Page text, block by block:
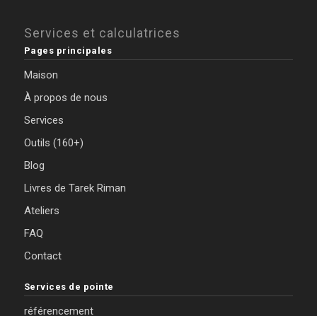
Services et calculatrices
Pages principales
Maison
À propos de nous
Services
Outils (160+)
Blog
Livres de Tarek Riman
Ateliers
FAQ
Contact
Services de pointe
référencement